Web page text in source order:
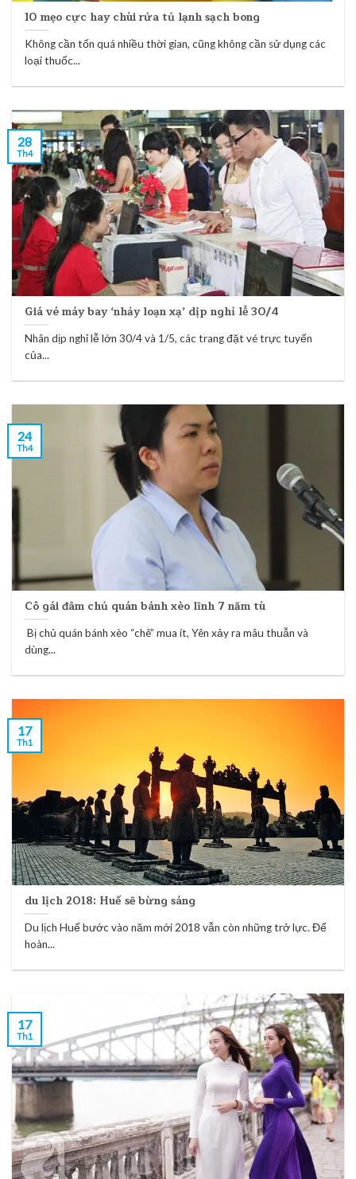
10 mẹo cực hay chùi rửa tủ lạnh sạch bong
Không cần tốn quá nhiều thời gian, cũng không cần sử dụng các
loại thuốc...
Giá vé máy bay ‘nhảy loạn xạ’ dịp nghỉ lễ 30/4
Nhân dịp nghỉ lễ lớn 30/4 và 1/5, các trang đặt vé trực tuyến
của...
28
Th4
Cô gái đâm chủ quán bánh xèo lĩnh 7 năm tù
Bị chủ quán bánh xèo “chê” mua ít, Yên xảy ra mâu thuẫn và
dùng...
24
Th4
du lịch 2018: Huế sẽ bừng sáng
Du lịch Huế bước vào năm mới 2018 vẫn còn những trở lực. Để
hoàn...
17
Th1
17
Th1